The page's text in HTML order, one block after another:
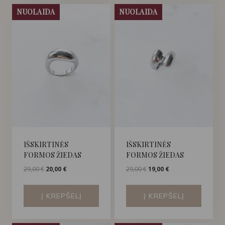
NUOLAIDA
IŠSKIRTINĖS
FORMOS ŽIEDAS
29,00€ Original
was:
29,00 €.
20,00 €
is:
20,00 €.
Į KREPŠELĮ
NUOLAIDA
IŠSKIRTINĖS
FORMOS ŽIEDAS
29,00€Original
was:
29,00 €.
19,00 €
is:
19,00 €.
Į KREPŠELĮ